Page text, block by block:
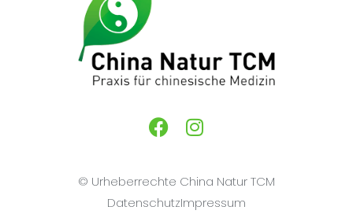
© Urheberrechte China Natur TCM
DatenschutzImpressum